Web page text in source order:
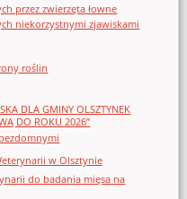
przez zwierzęta łowne
niekorzystnymi zjawiskami
roślin
DLA GMINY OLSZTYNEK
DO ROKU 2026”
w Olsztynie
do badania mięsa na